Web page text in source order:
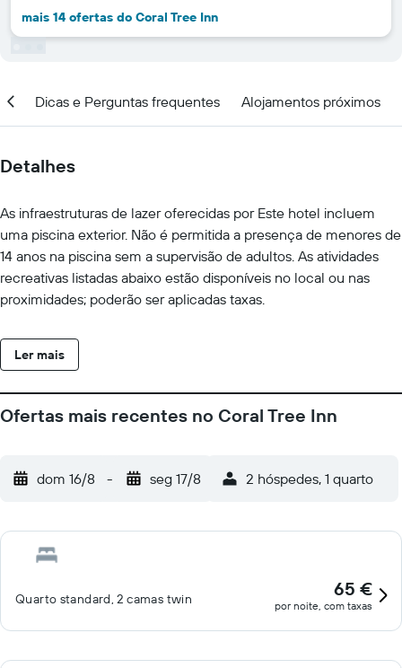
mais 14 ofertas do Coral Tree Inn
Dicas e Perguntas frequentes Alojamentos próximos
Detalhes
As infraestruturas de lazer oferecidas por Este hotel incluem
uma piscina exterior. Não é permitida a presença de menores de
14 anos na piscina sem a supervisão de adultos. As atividades
recreativas listadas abaixo estão disponíveis no local ou nas
proximidades; poderão ser aplicadas taxas.
Ler mais
Ofertas mais recentes no Coral Tree Inn
dom 16/8 - seg 17/8 2 hóspedes, 1 quarto
Quarto standard, 2 camas twin 65 €
por noite, com taxas